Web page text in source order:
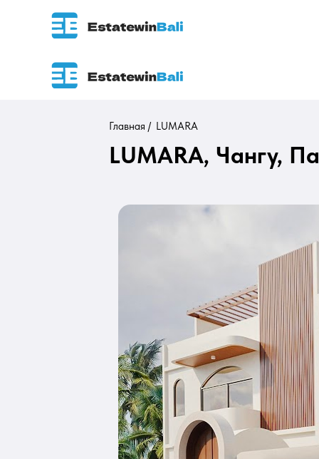
Главная / LUMARA
LUMARA, Чангу,